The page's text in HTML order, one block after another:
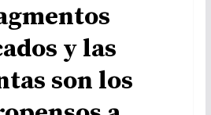
y las
son los